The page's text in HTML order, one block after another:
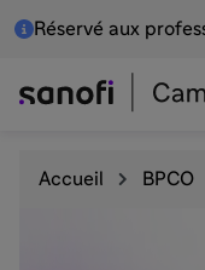
Réservé aux
Accueil BPCO